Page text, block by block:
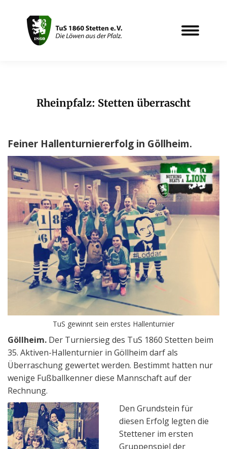
Rheinpfalz: Stetten überrascht
Feiner Hallenturniererfolg in Göllheim.
TuS gewinnt sein erstes Hallenturnier
Göllheim. Der Turniersieg des TuS 1860 Stetten beim
35. Aktiven-Hallenturnier in Göllheim darf als
Überraschung gewertet werden. Bestimmt hatten nur
wenige Fußballkenner diese Mannschaft auf der
Rechnung.
Den Grundstein für
diesen Erfolg legten die
Stettener im ersten
Gruppenspiel der